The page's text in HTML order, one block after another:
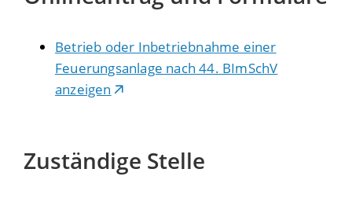
Betrieb oder Inbetriebnahme einer
Feuerungsanlage nach 44. BImSchV
anzeigen
Zuständige Stelle